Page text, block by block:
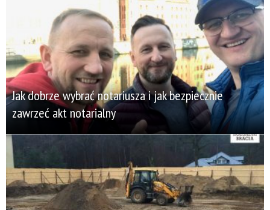
Jak dobrze wybrać notariusza i jak bezpiecznie
zawrzeć akt notarialny